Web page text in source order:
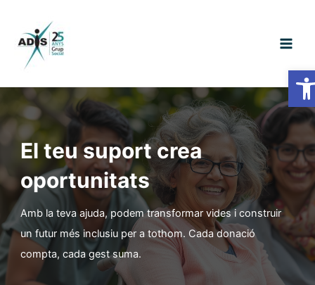
contingut
El teu suport crea
oportunitats
Amb la teva ajuda, podem transformar vides i construir
un futur més inclusiu per a tothom. Cada donació
compta, cada gest suma.